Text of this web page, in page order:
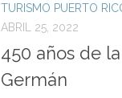
TURISMO PUERTO
ABRIL 25, 2022
450 años de
Germán